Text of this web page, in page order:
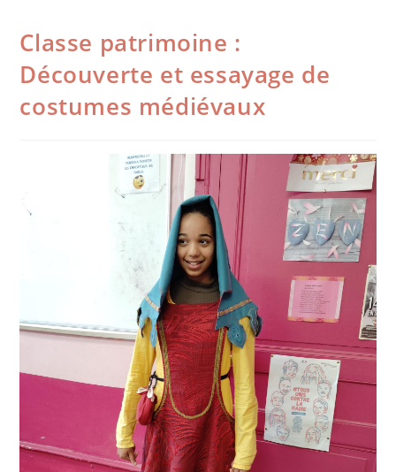
Classe patrimoine :
Découverte et essayage de
costumes médiévaux